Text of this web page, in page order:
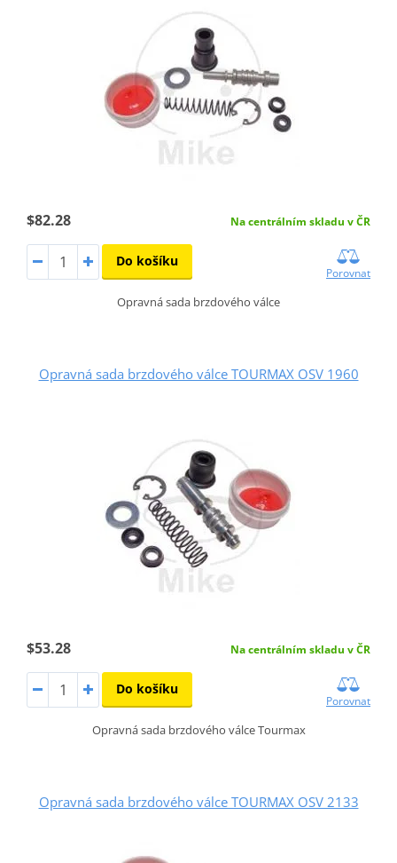
$82.28 Na centrálním skladu v ČR
Do košíku
Porovnat
Opravná sada brzdového válce
Opravná sada brzdového válce TOURMAX OSV 1960
$53.28 Na centrálním skladu v ČR
Do košíku
Porovnat
Opravná sada brzdového válce Tourmax
Opravná sada brzdového válce TOURMAX OSV 2133